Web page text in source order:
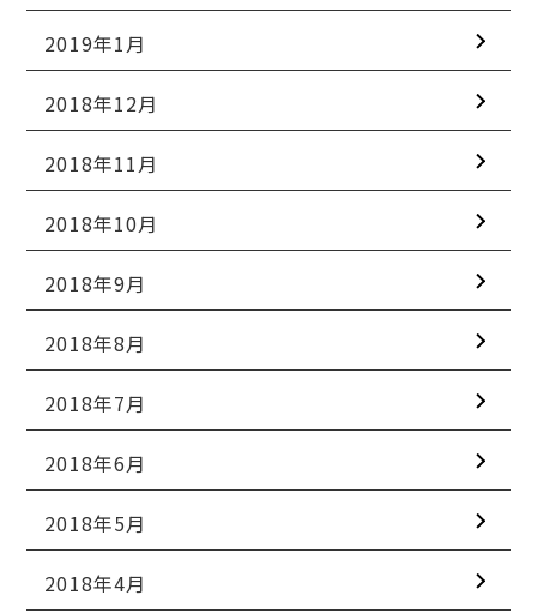
2019年1月
2018年12月
2018年11月
2018年10月
2018年9月
2018年8月
2018年7月
2018年6月
2018年5月
2018年4月